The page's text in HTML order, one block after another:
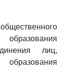
лиц,